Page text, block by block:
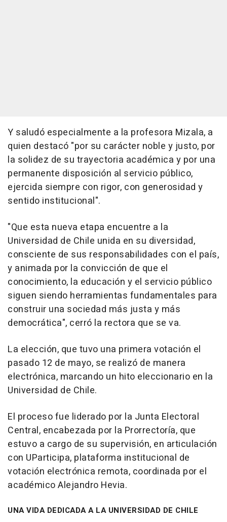
Y saludó especialmente a la profesora Mizala, a
quien destacó "por su carácter noble y justo, por
la solidez de su trayectoria académica y por una
permanente disposición al servicio público,
ejercida siempre con rigor, con generosidad y
sentido institucional".
"Que esta nueva etapa encuentre a la
Universidad de Chile unida en su diversidad,
consciente de sus responsabilidades con el país,
y animada por la convicción de que el
conocimiento, la educación y el servicio público
siguen siendo herramientas fundamentales para
construir una sociedad más justa y más
democrática", cerró la rectora que se va.
La elección, que tuvo una primera votación el
pasado 12 de mayo, se realizó de manera
electrónica, marcando un hito eleccionario en la
Universidad de Chile.
El proceso fue liderado por la Junta Electoral
Central, encabezada por la Prorrectoría, que
estuvo a cargo de su supervisión, en articulación
con UParticipa, plataforma institucional de
votación electrónica remota, coordinada por el
académico Alejandro Hevia.
UNA VIDA DEDICADA A LA UNIVERSIDAD DE CHILE